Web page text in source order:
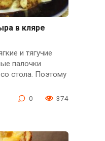
в кляре
и тягучие
палочки
стола. Поэтому
0 374